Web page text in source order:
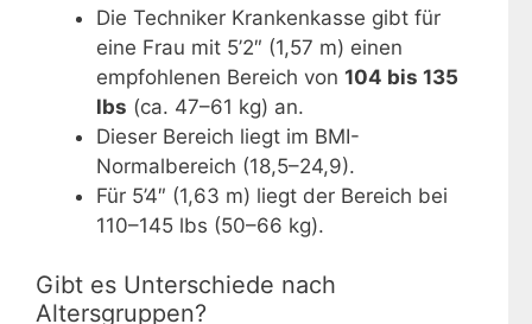
Die Techniker Krankenkasse gibt für
eine Frau mit 5’2″ (1,57 m) einen
empfohlenen Bereich von 104 bis 135
lbs (ca. 47–61 kg) an.
Dieser Bereich liegt im BMI-
Normalbereich (18,5–24,9).
Für 5’4″ (1,63 m) liegt der Bereich bei
110–145 lbs (50–66 kg).
Gibt es Unterschiede nach
Altersgruppen?